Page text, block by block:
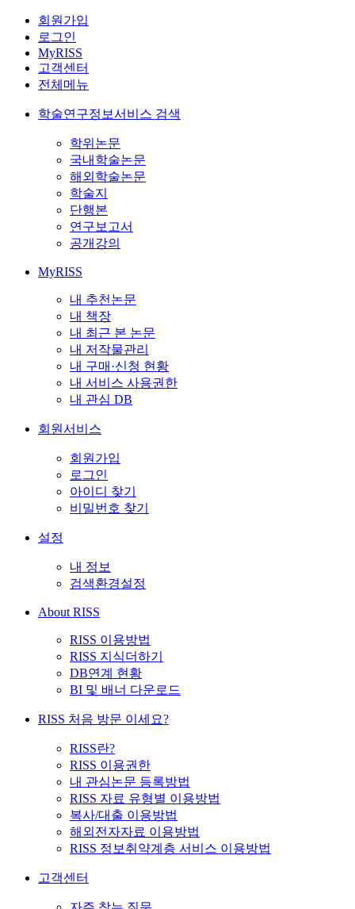
회원가입
로그인
MyRISS
고객센터
전체메뉴
학술연구정보서비스 검색
학위논문
국내학술논문
해외학술논문
학술지
단행본
연구보고서
공개강의
MyRISS
내 추천논문
내 책장
내 최근 본 논문
내 저작물관리
내 구매·신청 현황
내 서비스 사용권한
내 관심 DB
회원서비스
회원가입
로그인
아이디 찾기
비밀번호 찾기
설정
내 정보
검색환경설정
About RISS
RISS 이용방법
RISS 지식더하기
DB연계 현황
BI 및 배너 다운로드
RISS 처음 방문 이세요?
RISS란?
RISS 이용권한
내 관심논문 등록방법
RISS 자료 유형별 이용방법
복사/대출 이용방법
해외전자자료 이용방법
RISS 정보취약계층 서비스 이용방법
고객센터